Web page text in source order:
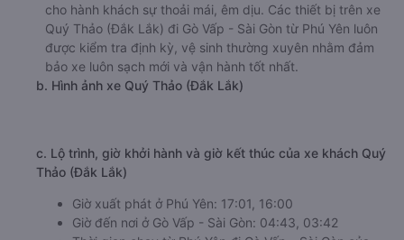
cho hành khách sự thoải mái, êm dịu. Các thiết bị trên xe
Quý Thảo (Đắk Lắk) đi Gò Vấp - Sài Gòn từ Phú Yên luôn
được kiểm tra định kỳ, vệ sinh thường xuyên nhằm đảm
bảo xe luôn sạch mới và vận hành tốt nhất.
b. Hình ảnh xe Quý Thảo (Đắk Lắk)
c. Lộ trình, giờ khởi hành và giờ kết thúc của xe khách Quý
Thảo (Đắk Lắk)
Giờ xuất phát ở Phú Yên: 17:01, 16:00
Giờ đến nơi ở Gò Vấp - Sài Gòn: 04:43, 03:42